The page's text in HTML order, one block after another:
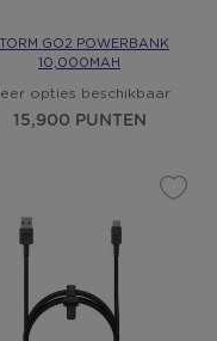
GO2 POWERBANK
10,000MAH
opties beschikbaar
15,900 PUNTEN